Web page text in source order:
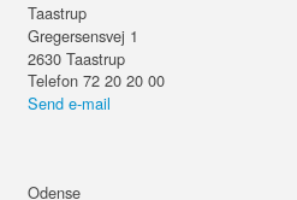
Taastrup
Gregersensvej 1
2630 Taastrup
Telefon 72 20 20 00
Send e-mail
Odense